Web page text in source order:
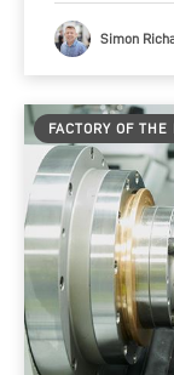
Simon
FACTORY OF THE